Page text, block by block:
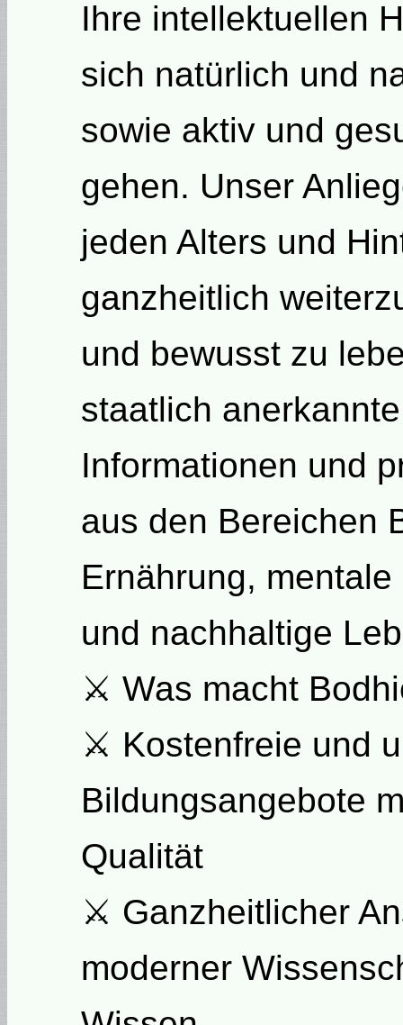
Ihre intellektuellen
sich natürlich und
sowie aktiv und
gehen. Unser
jeden Alters und
ganzheitlich
und bewusst zu
staatlich
Informationen und
aus den Bereichen
Ernährung,
und nachhaltige
⚔ Was macht
⚔ Kostenfreie und
Bildungsangebote
Qualität
⚔ Ganzheitlicher
moderner